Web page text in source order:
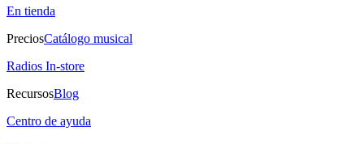
En tienda
PreciosCatálogo musical
Radios In-store
RecursosBlog
Centro de ayuda